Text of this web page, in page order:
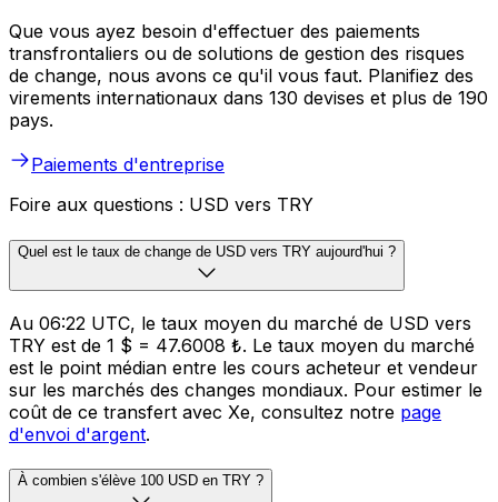
Que vous ayez besoin d'effectuer des paiements
transfrontaliers ou de solutions de gestion des risques
de change, nous avons ce qu'il vous faut. Planifiez des
virements internationaux dans 130 devises et plus de 190
pays.
Paiements d'entreprise
Foire aux questions : USD vers TRY
Quel est le taux de change de USD vers TRY aujourd'hui ?
Au 06:22 UTC, le taux moyen du marché de USD vers
TRY est de 1 $ = 47.6008 ₺. Le taux moyen du marché
est le point médian entre les cours acheteur et vendeur
sur les marchés des changes mondiaux. Pour estimer le
coût de ce transfert avec Xe, consultez notre page
d'envoi d'argent.
À combien s'élève 100 USD en TRY ?